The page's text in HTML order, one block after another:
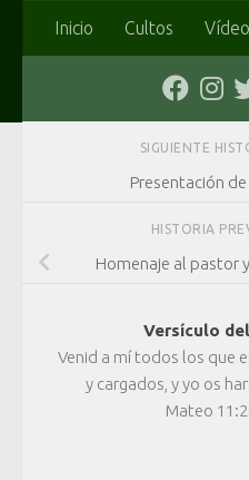
Saltar al contenido
Inicio Cultos
SIGUIENTE
Presentación
HISTORIA
Homenaje al pastor
Versículo
Venid a mí todos los que
y cargados, y yo os
Mateo